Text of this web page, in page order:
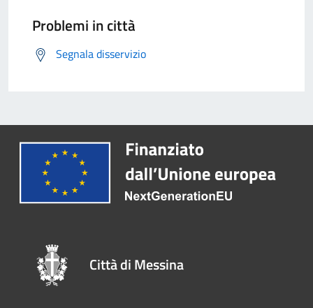
Problemi in città
Segnala disservizio
Città di Messina